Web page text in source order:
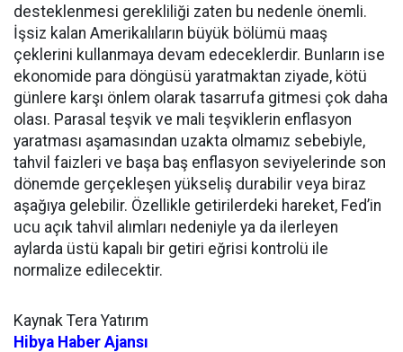
desteklenmesi gerekliliği zaten bu nedenle önemli.
İşsiz kalan Amerikalıların büyük bölümü maaş
çeklerini kullanmaya devam edeceklerdir. Bunların ise
ekonomide para döngüsü yaratmaktan ziyade, kötü
günlere karşı önlem olarak tasarrufa gitmesi çok daha
olası. Parasal teşvik ve mali teşviklerin enflasyon
yaratması aşamasından uzakta olmamız sebebiyle,
tahvil faizleri ve başa baş enflasyon seviyelerinde son
dönemde gerçekleşen yükseliş durabilir veya biraz
aşağıya gelebilir. Özellikle getirilerdeki hareket, Fed’in
ucu açık tahvil alımları nedeniyle ya da ilerleyen
aylarda üstü kapalı bir getiri eğrisi kontrolü ile
normalize edilecektir.
Kaynak Tera Yatırım
Hibya Haber Ajansı